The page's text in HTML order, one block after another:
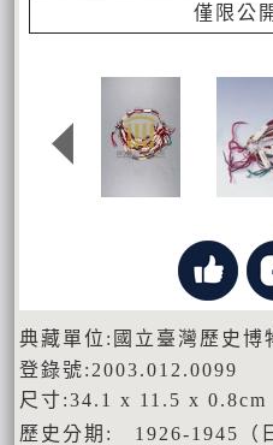
僅限公
典藏單位:國立臺灣歷史博
登錄號:2003.012.0099
尺寸:34.1 x 11.5 x 0.8cm
歷史分期: 1926-1945（